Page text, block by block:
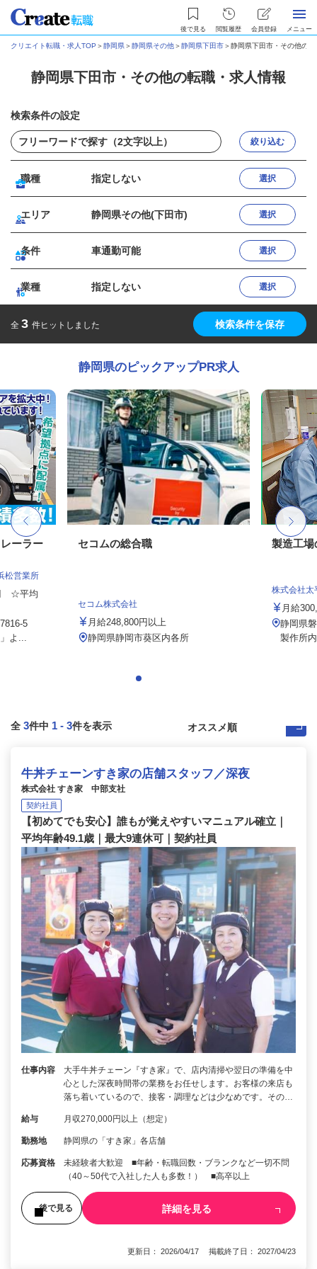
後で見る 閲覧履歴 会員登録 メニュー
クリエイト転職・求人TOP ＞静岡県＞静岡県その他＞静岡県下田市＞静岡県下田市・その他の
静岡県下田市・その他の転職・求人情報
検索条件の設定
絞り込む
職種 指定しない 選択
エリア 静岡県その他(下田市) 選択
条件 車通勤可能 選択
業種 指定しない 選択
全 3 件ヒットしました 検索条件を保存
静岡県のピックアップPR求人
ーラー
松営業所
☆平均
5
よ...
セコムの総合職
セコム株式会社
月給248,800円以上
静岡県静岡市葵区内各所
製造工場
株式会社太
月給
静岡県
製作所内
全 3件中 1 - 3件を表示
牛丼チェーンすき家の店舗スタッフ／深夜
株式会社 すき家 中部支社
契約社員
【初めてでも安心】誰もが覚えやすいマニュアル確立｜
平均年齢49.1歳｜最大9連休可｜契約社員
仕事内容
大手牛丼チェーン『すき家』で、店内清掃や翌日の準備を中
心とした深夜時間帯の業務をお任せします。お客様の来店も
落ち着いているので、接客・調理などは少なめです。その…
給与 月収270,000円以上（想定）
勤務地 静岡県の「すき家」各店舗
応募資格
未経験者大歓迎 ■年齢・転職回数・ブランクなど一切不問
（40～50代で入社した人も多数！） ■高卒以上
後で見る 詳細を見る
更新日： 2026/04/17 掲載終了日： 2027/04/23